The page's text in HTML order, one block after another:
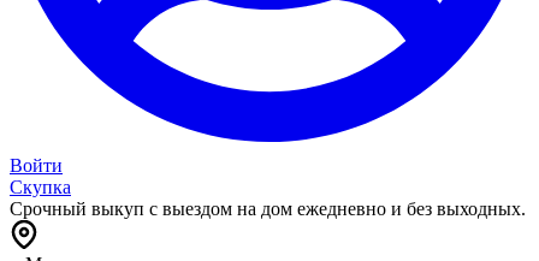
Войти
Скупка
Срочный выкуп с выездом на дом ежедневно и без выходных.